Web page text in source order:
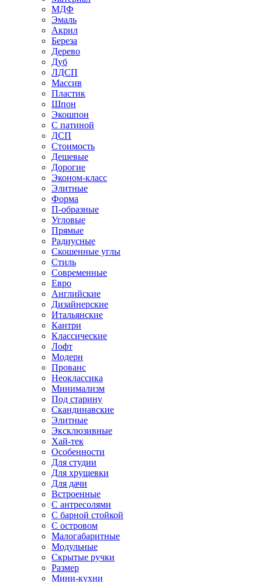
МДФ
Эмаль
Акрил
Береза
Дерево
Дуб
ЛДСП
Массив
Пластик
Шпон
Экошпон
С патиной
ДСП
Стоимость
Дешевые
Дорогие
Эконом-класс
Элитные
Форма
П-образные
Угловые
Прямые
Радиусные
Скошенные углы
Стиль
Современные
Евро
Английские
Дизайнерские
Итальянские
Кантри
Классические
Лофт
Модерн
Прованс
Неоклассика
Минимализм
Под старину
Скандинавские
Элитные
Эксклюзивные
Хай-тек
Особенности
Для студии
Для хрущевки
Для дачи
Встроенные
С антресолями
С барной стойкой
С островом
Малогабаритные
Модульные
Скрытые ручки
Размер
Мини-кухни